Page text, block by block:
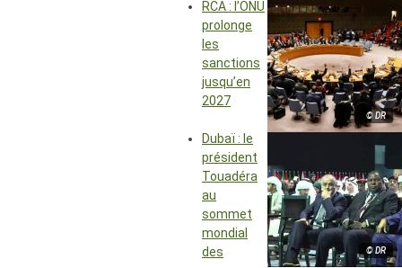
© DR
RCA : l’ONU
prolonge
les
sanctions
jusqu’en
2027
© DR
Dubaï : le
président
Touadéra
au
sommet
mondial
des